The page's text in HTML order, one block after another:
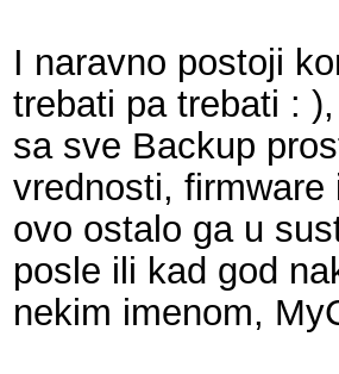
I naravno postoji
trebati pa trebati :
sa sve Backup
vrednosti,
ovo ostalo ga u
posle ili kad god
nekim imenom,